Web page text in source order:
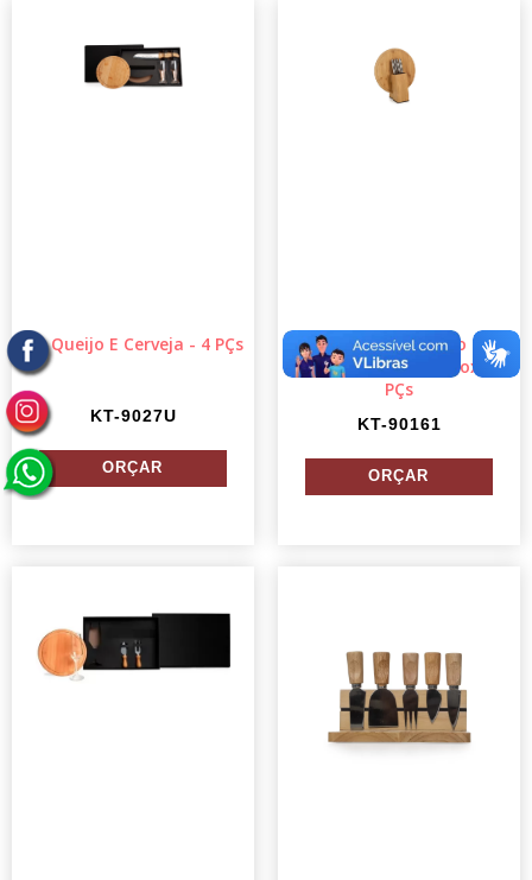
Kit Queijo E Cerveja - 4 PÇs
KT-9027U
Conjunto Para Queijo Com
Cepo Em Bambu / Inox - 6
PÇs
KT-90161